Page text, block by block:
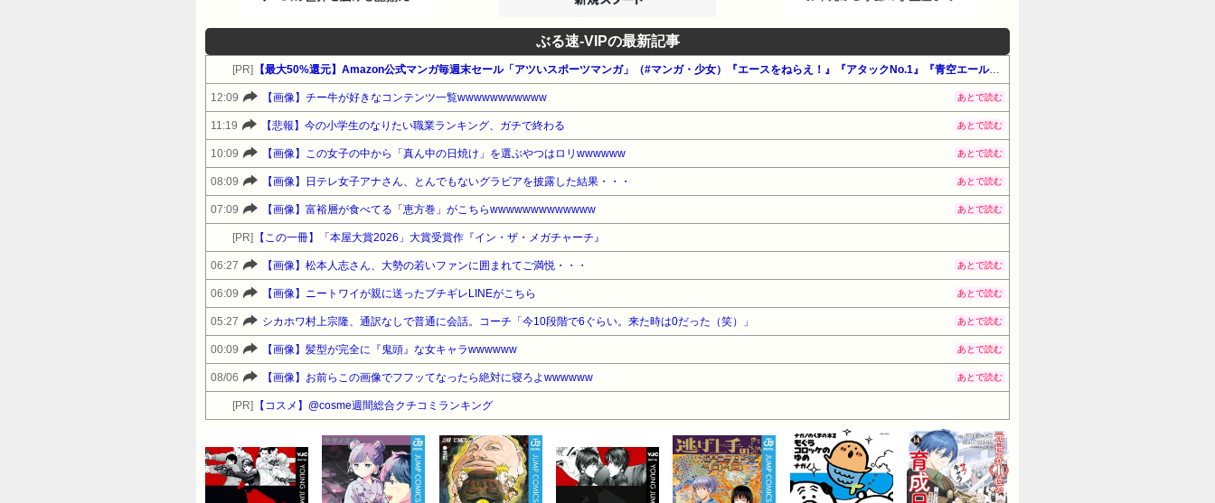
ぶる速-VIPの最新記事
[PR] 【最大50%還元】Amazon公式マンガ毎週末セール「アツいスポーツマンガ」（#マンガ・少女）『エースをねらえ！』『アタックNo.1』『青空エール』他
12:09 【画像】チー牛が好きなコンテンツ一覧wwwwwwwwwww あとで読む
11:19 【悲報】今の小学生のなりたい職業ランキング、ガチで終わる あとで読む
10:09 【画像】この女子の中から「真ん中の日焼け」を選ぶやつはロリwwwwww あとで読む
08:09 【画像】日テレ女子アナさん、とんでもないグラビアを披露した結果・・・ あとで読む
07:09 【画像】富裕層が食べてる「恵方巻」がこちらwwwwwwwwwwwww あとで読む
[PR] 【この一冊】「本屋大賞2026」大賞受賞作『イン・ザ・メガチャーチ』
06:27 【画像】松本人志さん、大勢の若いファンに囲まれてご満悦・・・ あとで読む
06:09 【画像】ニートワイが親に送ったブチギレLINEがこちら あとで読む
05:27 シカホワ村上宗隆、通訳なしで普通に会話。コーチ「今10段階で6ぐらい。来た時は0だった（笑）」 あとで読む
00:09 【画像】髪型が完全に『鬼頭』な女キャラwwwwww あとで読む
08/06 【画像】お前らこの画像でフフッてなったら絶対に寝ろよwwwwww あとで読む
[PR] 【コスメ】@cosme週間総合クチコミランキング